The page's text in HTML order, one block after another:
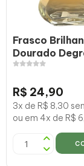
Frasco
Dourado
R$ 24,90
3x de R$ 8,30
ou em 4x de R$